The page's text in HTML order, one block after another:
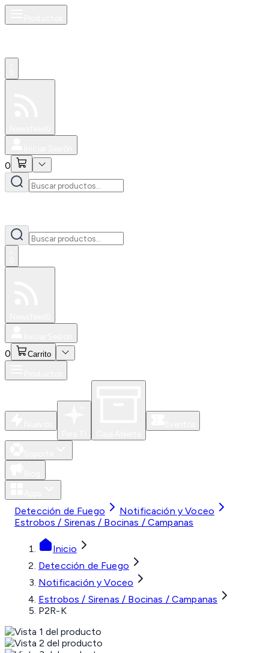
0
0 Carrito
Detección de Fuego
Notificación y Voceo
Estrobos / Sirenas / Bocinas / Campanas
Inicio
Detección de Fuego
Notificación y Voceo
Estrobos / Sirenas / Bocinas / Campanas
P2R-K